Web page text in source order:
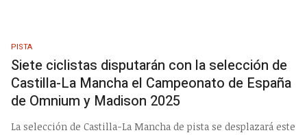
PISTA
Siete ciclistas disputarán con la selección de
Castilla-La Mancha el Campeonato de España
de Omnium y Madison 2025
La selección de Castilla-La Mancha de pista se desplazará este